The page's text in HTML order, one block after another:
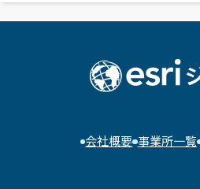
会社概要 事業所一覧